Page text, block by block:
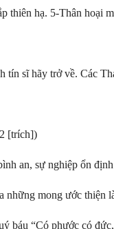
thiên hạ. 5-Thân hoại
tín sĩ hãy trở về. Các
[trích])
an, sự nghiệp ổn
những mong ước thiện
báu “Có phước có